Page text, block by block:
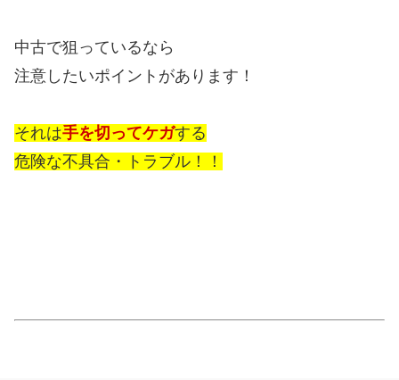
中古で狙っているなら
注意したいポイントがあります！
それは手を切ってケガする
危険な不具合・トラブル！！